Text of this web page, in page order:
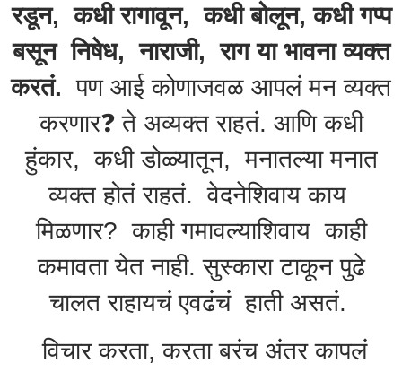
रडून, कधी रागावून, कधी बोलून, कधी गप्प
बसून निषेध, नाराजी, राग या भावना व्यक्त
करतं.पण आई कोणाजवळ आपलं मन व्यक्त
करणार❓️ ते अव्यक्त राहतं. आणि कधी
हुंकार, कधी डोळ्यातून, मनातल्या मनात
व्यक्त होतं राहतं. वेदनेशिवाय काय
मिळणार? काही गमावल्याशिवाय काही
कमावता येत नाही. सुस्कारा टाकून पुढे
चालत राहायचं एवढंचं हाती असतं.
विचार करता, करता बरंच अंतर कापलं